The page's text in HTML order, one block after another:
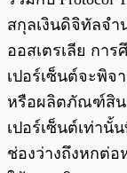
สกุลเงินดิจิทัลจำ
ออสเตรเลีย กา
เปอร์เซ็นต์จะพิ
หรือผลิตภัณฑ์สิน
เปอร์เซ็นต์เท่านั้
ช่องว่างถึงหกต่อ